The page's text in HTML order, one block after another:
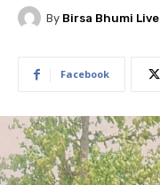
By Birsa Bhumi Live
Facebook